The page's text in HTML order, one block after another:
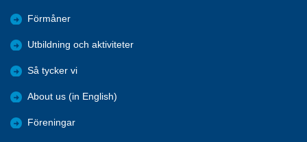
Förmåner
Utbildning och aktiviteter
Så tycker vi
About us (in English)
Föreningar